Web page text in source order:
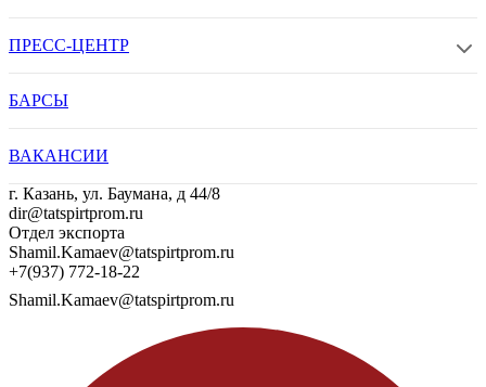
ПРЕСС-ЦЕНТР
БАРСЫ
ВАКАНСИИ
г. Казань, ул. Баумана, д 44/8
dir@tatspirtprom.ru
Отдел экспорта
Shamil.Kamaev@tatspirtprom.ru
+7(937) 772-18-22
Shamil.Kamaev@tatspirtprom.ru